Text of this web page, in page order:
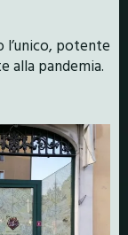
l’unico, potente
alla pandemia.